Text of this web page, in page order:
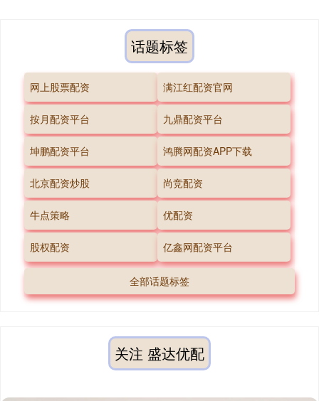
话题标签
网上股票配资 满江红配资官网
按月配资平台 九鼎配资平台
坤鹏配资平台 鸿腾网配资APP下载
北京配资炒股 尚竞配资
牛点策略 优配资
股权配资 亿鑫网配资平台
全部话题标签
关注 盛达优配